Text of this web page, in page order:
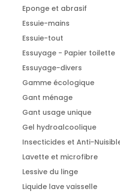
Eponge et abrasif
Essuie-mains
Essuie-tout
Essuyage - Papier toilette
Essuyage-divers
Gamme écologique
Gant ménage
Gant usage unique
Gel hydroalcoolique
Insecticides et Anti-
Lavette et microfibre
Lessive du linge
Liquide lave vaisselle